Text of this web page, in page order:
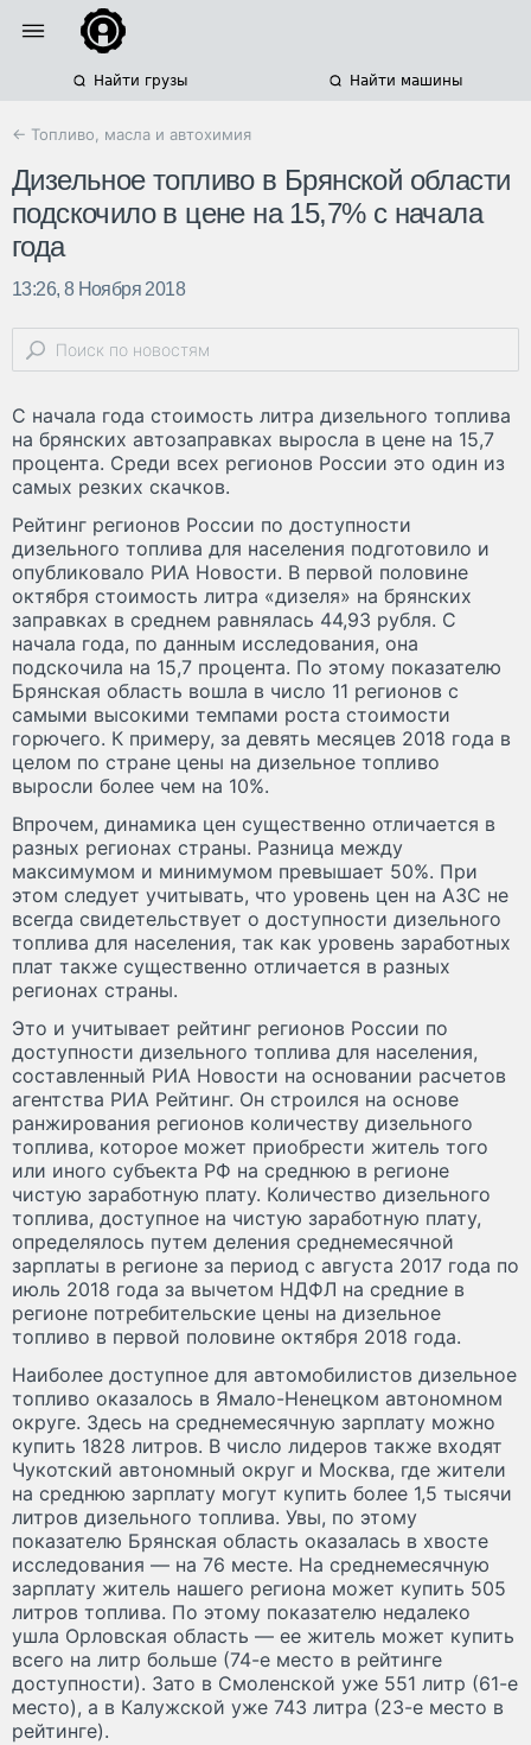
Найти грузы Найти машины
← Топливо, масла и автохимия
Дизельное топливо в Брянской области
подскочило в цене на 15,7% с начала
года
13:26, 8 Ноября 2018
С начала года стоимость литра дизельного топлива
на брянских автозаправках выросла в цене на 15,7
процента. Среди всех регионов России это один из
самых резких скачков.
Рейтинг регионов России по доступности
дизельного топлива для населения подготовило и
опубликовало РИА Новости. В первой половине
октября стоимость литра «дизеля» на брянских
заправках в среднем равнялась 44,93 рубля. С
начала года, по данным исследования, она
подскочила на 15,7 процента. По этому показателю
Брянская область вошла в число 11 регионов с
самыми высокими темпами роста стоимости
горючего. К примеру, за девять месяцев 2018 года в
целом по стране цены на дизельное топливо
выросли более чем на 10%.
Впрочем, динамика цен существенно отличается в
разных регионах страны. Разница между
максимумом и минимумом превышает 50%. При
этом следует учитывать, что уровень цен на АЗС не
всегда свидетельствует о доступности дизельного
топлива для населения, так как уровень заработных
плат также существенно отличается в разных
регионах страны.
Это и учитывает рейтинг регионов России по
доступности дизельного топлива для населения,
составленный РИА Новости на основании расчетов
агентства РИА Рейтинг. Он строился на основе
ранжирования регионов количеству дизельного
топлива, которое может приобрести житель того
или иного субъекта РФ на среднюю в регионе
чистую заработную плату. Количество дизельного
топлива, доступное на чистую заработную плату,
определялось путем деления среднемесячной
зарплаты в регионе за период с августа 2017 года по
июль 2018 года за вычетом НДФЛ на средние в
регионе потребительские цены на дизельное
топливо в первой половине октября 2018 года.
Наиболее доступное для автомобилистов дизельное
топливо оказалось в Ямало-Ненецком автономном
округе. Здесь на среднемесячную зарплату можно
купить 1828 литров. В число лидеров также входят
Чукотский автономный округ и Москва, где жители
на среднюю зарплату могут купить более 1,5 тысячи
литров дизельного топлива. Увы, по этому
показателю Брянская область оказалась в хвосте
исследования — на 76 месте. На среднемесячную
зарплату житель нашего региона может купить 505
литров топлива. По этому показателю недалеко
ушла Орловская область — ее житель может купить
всего на литр больше (74-е место в рейтинге
доступности). Зато в Смоленской уже 551 литр (61-е
место), а в Калужской уже 743 литра (23-е место в
рейтинге).